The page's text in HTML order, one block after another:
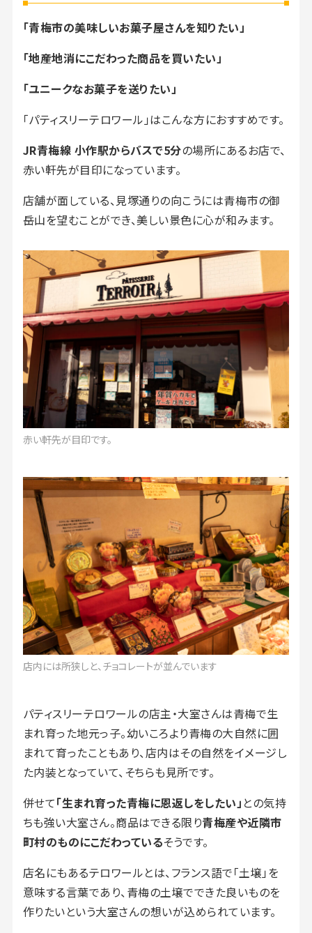
「青梅市の美味しいお菓子屋さんを知りたい」
「地産地消にこだわった商品を買いたい」
「ユニークなお菓子を送りたい」
「パティスリーテロワール」はこんな方におすすめです。
JR青梅線 小作駅からバスで5分の場所にあるお店で、
赤い軒先が目印になっています。
店舗が面している、見塚通りの向こうには青梅市の御
岳山を望むことができ、美しい景色に心が和みます。
赤い軒先が目印です。
店内には所狭しと、チョコレートが並んでいます
パティスリーテロワールの店主・大室さんは青梅で生
まれ育った地元っ子。幼いころより青梅の大自然に囲
まれて育ったこともあり、店内はその自然をイメージし
た内装となっていて、そちらも見所です。
併せて「生まれ育った青梅に恩返しをしたい」 との気持
ちも強い大室さん。商品はできる限り青梅産や近隣市
町村のものにこだわっているそうです。
店名にもあるテロワールとは、フランス語で「土壌」を
意味する言葉であり、青梅の土壌でできた良いものを
作りたいという大室さんの想いが込められています。